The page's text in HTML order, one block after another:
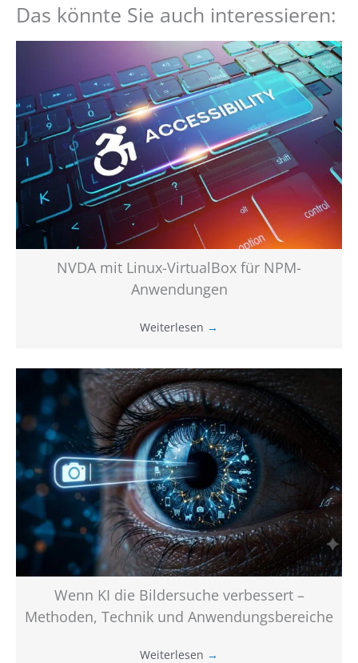
Das könnte Sie auch interessieren:
NVDA mit Linux-VirtualBox für NPM-
Anwendungen
Weiterlesen →
Wenn KI die Bildersuche verbessert –
Methoden, Technik und Anwendungsbereiche
Weiterlesen →